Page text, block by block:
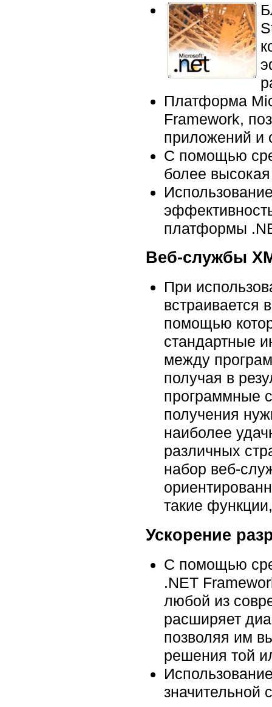
Платформа
Framework,
приложений и
С помощью
более
платформы
Веб-службы
При
встраивается
помощью
стандартные
между
получая в
программные
получения
наиболее
различных
набор веб-
такие
Ускорение
С помощью
.NET
любой из
расширяет
позволяя им
решения той
значительной